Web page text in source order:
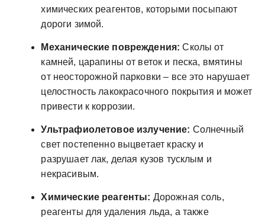
химических реагентов, которыми посыпают
дороги зимой.
Механические повреждения: Сколы от
камней, царапины от веток и песка, вмятины
от неосторожной парковки – все это нарушает
целостность лакокрасочного покрытия и может
привести к коррозии.
Ультрафиолетовое излучение: Солнечный
свет постепенно выцветает краску и
разрушает лак, делая кузов тусклым и
некрасивым.
Химические реагенты: Дорожная соль,
реагенты для удаления льда, а также